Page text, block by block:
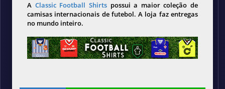
A Classic Football Shirts possui a maior coleção de
camisas internacionais de futebol. A loja faz entregas
no mundo inteiro.